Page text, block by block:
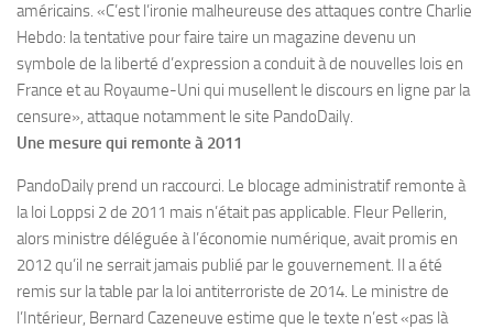
américains. «C’est l’ironie malheureuse des attaques contre Charlie
Hebdo: la tentative pour faire taire un magazine devenu un
symbole de la liberté d’expression a conduit à de nouvelles lois en
France et au Royaume-Uni qui musellent le discours en ligne par la
censure», attaque notamment le site PandoDaily.
Une mesure qui remonte à 2011
PandoDaily prend un raccourci. Le blocage administratif remonte à
la loi Loppsi 2 de 2011 mais n’était pas applicable. Fleur Pellerin,
alors ministre déléguée à l’économie numérique, avait promis en
2012 qu’il ne serrait jamais publié par le gouvernement. Il a été
remis sur la table par la loi antiterroriste de 2014. Le ministre de
l’Intérieur, Bernard Cazeneuve estime que le texte n’est «pas là